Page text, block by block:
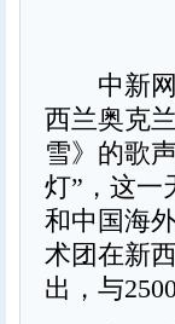
中新网3
西兰奥克
雪》的歌
灯”，这一
和中国海
术团在新
出，与